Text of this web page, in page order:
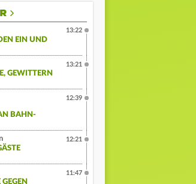
EIN UND
13:22
GEWITTERN
13:21
BAHN-
12:39
12:21
11:47